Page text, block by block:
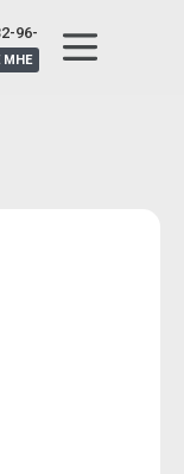
96-
25
МНЕ